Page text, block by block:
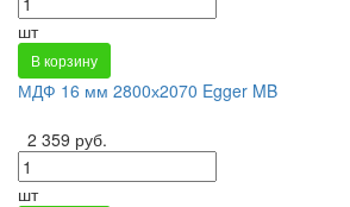
шт
В корзину
МДФ 16 мм 2800х2070 Egger MB
2 359 руб.
шт